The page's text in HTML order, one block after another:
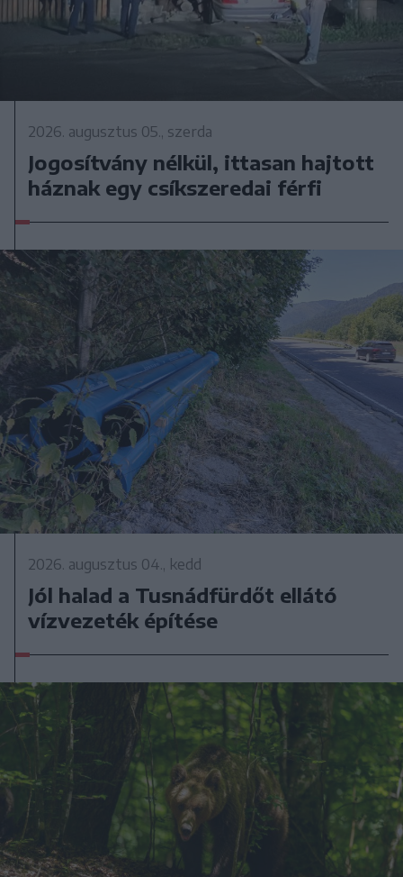
2026. augusztus 05., szerda
Jogosítvány nélkül, ittasan hajtott
háznak egy csíkszeredai férfi
2026. augusztus 04., kedd
Jól halad a Tusnádfürdőt ellátó
vízvezeték építése